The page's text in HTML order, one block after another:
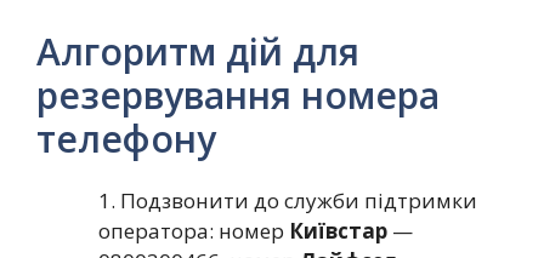
Алгоритм дій для
резервування номера
телефону
1. Подзвонити до служби підтримки
оператора: номер Київстар —